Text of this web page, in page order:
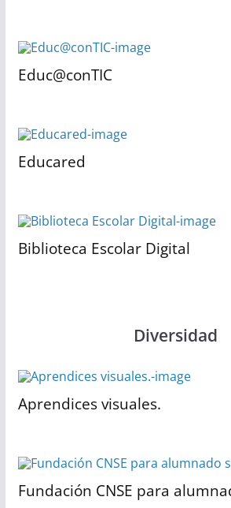
Educ@conTIC
Educared
Biblioteca Escolar Digital
Diversidad
Aprendices visuales.
Fundación CNSE para